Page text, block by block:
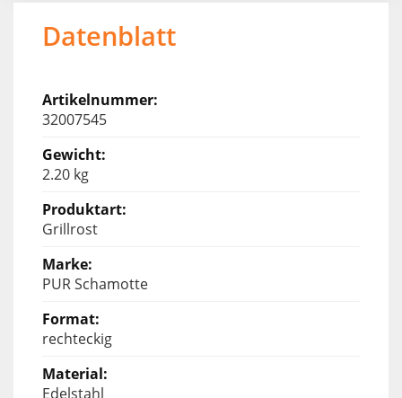
Datenblatt
32007545
2.20 kg
Grillrost
PUR Schamotte
rechteckig
Edelstahl